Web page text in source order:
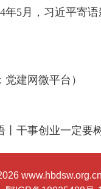
5月，习近平寄语
建网微平台）
丨干事创业一定要